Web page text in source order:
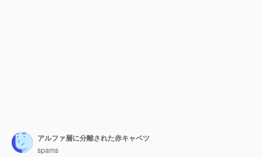
アルファ層に分離された赤キャベツ
spams